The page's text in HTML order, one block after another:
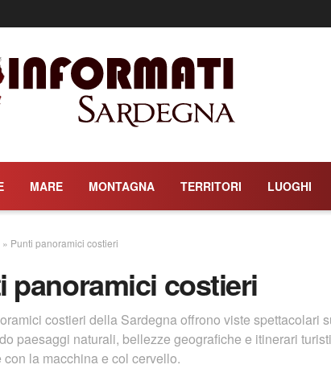
MARE MONTAGNA TERRITORI LUOGHI
» Punti panoramici costieri
panoramici costieri
costieri della Sardegna offrono viste spettacolari
paesaggi naturali, bellezze geografiche e itinerari
con la macchina e col cervello.